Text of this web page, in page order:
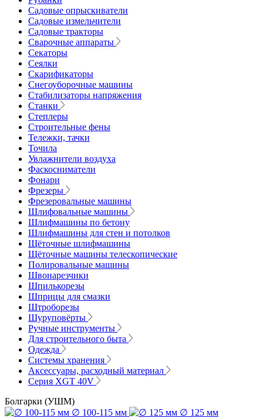
Садовые опрыскиватели
Садовые измельчители
Садовые тракторы
Сварочные аппараты
Секаторы
Сеялки
Скарификаторы
Снегоуборочные машины
Стабилизаторы напряжения
Станки
Степлеры
Строительные фены
Тележки, тачки
Точила
Увлажнители воздуха
Фаскосниматели
Фонари
Фрезеры
Фрезеровальные машины
Шлифовальные машины
Шлифмашины по бетону
Шлифмашины для стен и потолков
Щёточные шлифмашины
Щёточные машины телескопические
Полировальные машины
Швонарезчики
Шпилькорезы
Шприцы для смазки
Штроборезы
Шуруповёрты
Ручные инструменты
Для строительного быта
Одежда
Системы хранения
Аксессуары, расходный материал
Серия XGT 40V
Болгарки (УШМ)
∅ 100-115 мм
∅ 125 мм